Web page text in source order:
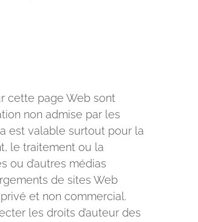
cette page Web sont
non admise par les
est valable surtout pour la
le traitement ou la
ou d’autres médias
de sites Web
et non commercial.
les droits d’auteur des